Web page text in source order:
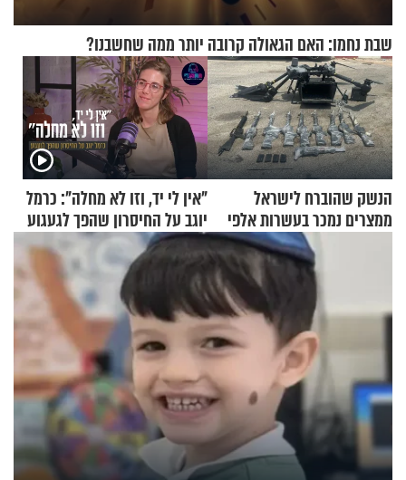
שבת נחמו: האם הגאולה קרובה יותר ממה שחשבנו?
הנשק שהוברח לישראל
ממצרים נמכר בעשרות אלפי
"אין לי יד, וזו לא מחלה": כרמל
יוגב על החיסרון שהפך לגעגוע